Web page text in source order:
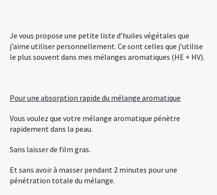
Je vous propose une petite liste d’huiles végétales que
j’aime utiliser personnellement. Ce sont celles que j’utilise
le plus souvent dans mes mélanges aromatiques (HE + HV).
Pour une absorption rapide du mélange aromatique
Vous voulez que votre mélange aromatique pénètre
rapidement dans la peau.
Sans laisser de film gras.
Et sans avoir à masser pendant 2 minutes pour une
pénétration totale du mélange.